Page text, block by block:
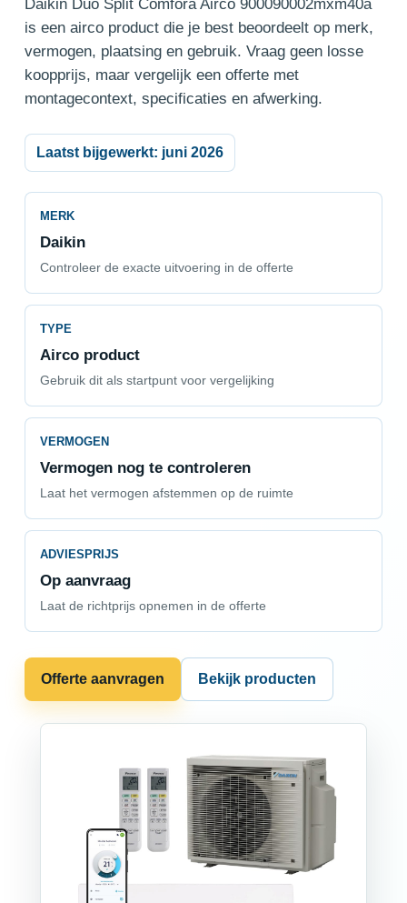
Daikin Duo Split Comfora Airco 900090002mxm40a
is een airco product die je best beoordeelt op merk,
vermogen, plaatsing en gebruik. Vraag geen losse
koopprijs, maar vergelijk een offerte met
montagecontext, specificaties en afwerking.
Laatst bijgewerkt: juni 2026
MERK
Daikin
Controleer de exacte uitvoering in de offerte
TYPE
Airco product
Gebruik dit als startpunt voor vergelijking
VERMOGEN
Vermogen nog te controleren
Laat het vermogen afstemmen op de ruimte
ADVIESPRIJS
Op aanvraag
Laat de richtprijs opnemen in de offerte
Offerte aanvragen Bekijk producten